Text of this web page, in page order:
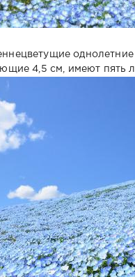
4,5 см, имеют пять